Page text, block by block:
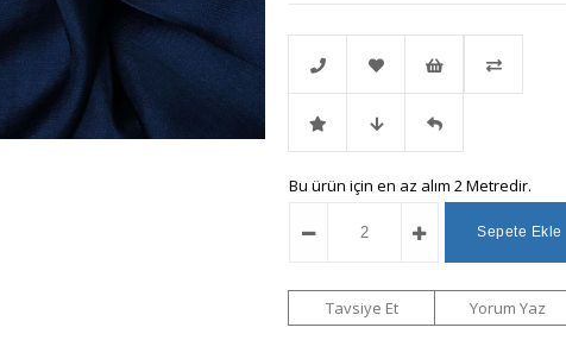
Telefonla
Sipariş
Favorilere
Ekle
İstek
Listeme
Ekle
İndirimli Fiyat
Düşünce
Haber
Gelince
Haber
Bu ürün için en az alım 2 Metredir.
Tavsiye Et Yorum Yaz